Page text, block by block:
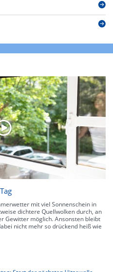
mit viel Sonnenschein in
dichtere Quellwolken durch, an
Gewitter möglich. Ansonsten bleibt
nicht mehr so drückend heiß wie